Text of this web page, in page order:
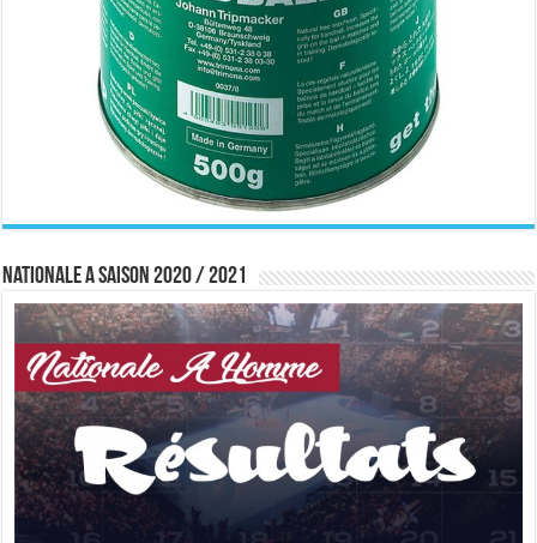
Nationale A saison 2020 / 2021